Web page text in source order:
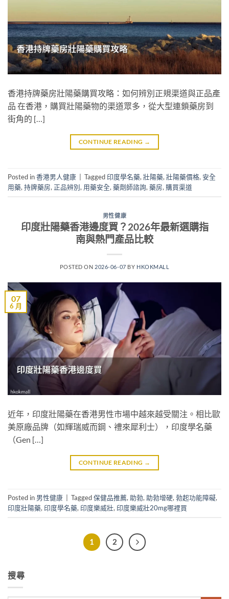
香港持牌藥房壯陽藥購買攻略：如何辨別正規渠道與正品產
品 在香港，購買壯陽藥物的渠道眾多，從大型連鎖藥房到
街角的 […]
CONTINUE READING →
Posted in香港男人健康 Tagged 印度學名藥, 壯陽藥, 壯陽藥價格, 安全
用藥, 持牌藥房, 正品辨別, 用藥安全, 藥劑師諮詢, 藥房, 購買渠道
男性健康
印度壯陽藥香港邊度買？2026年最新選購指
南與熱門產品比較
POSTED ON 2026-06-07 BY HKOKMALL
07
6 月
近年，印度壯陽藥在香港男性市場中越來越受關注。相比歐
美原廠品牌（如輝瑞威而鋼、禮來犀利士），印度學名藥
（Gen […]
CONTINUE READING →
Posted in 男性健康 Tagged保健品推薦,助勃,助勃增硬,勃起功能障礙,
印度壯陽藥,印度學名藥,印度樂威壯,印度樂威壯20mg哪裡買
1 2
搜尋